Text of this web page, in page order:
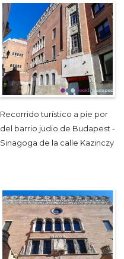
Recorrido turístico a pie por
del barrio judio de Budapest -
Sinagoga de la calle Kazinczy